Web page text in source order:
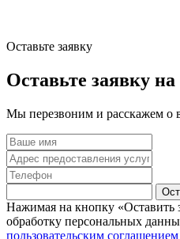
Оставьте заявку
Оставьте заявку
Мы перезвоним и расскажем о
Нажимая на кнопку «Оставить
обработку персональных
пользовательским соглашением